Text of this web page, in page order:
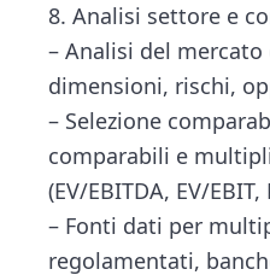
8. Analisi settore e
– Analisi del
dimensioni, rischi,
– Selezione
comparabili e
(EV/EBITDA, EV/EBIT,
– Fonti dati per
regolamentati,